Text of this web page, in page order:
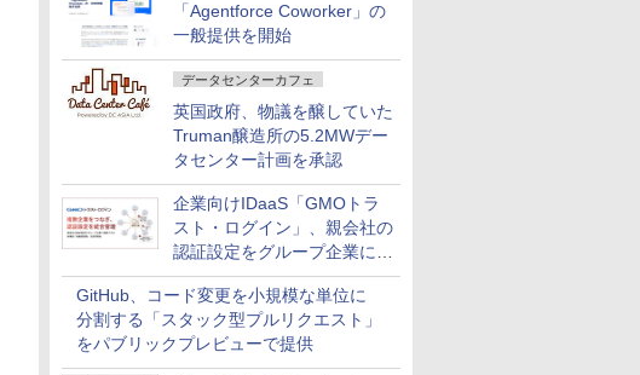
「Agentforce Coworker」の
一般提供を開始
データセンターカフェ
英国政府、物議を醸していた
Truman醸造所の5.2MWデー
タセンター計画を承認
企業向けIDaaS「GMOトラ
スト・ログイン」、親会社の
認証設定をグループ企業に展
開できる新機能を提供
GitHub、コード変更を小規模な単位に
分割する「スタック型プルリクエスト」
をパブリックプレビューで提供